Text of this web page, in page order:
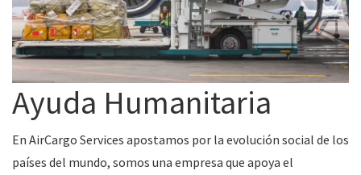
Ayuda Humanitaria
En AirCargo Services apostamos por la evolución social de los
países del mundo, somos una empresa que apoya el